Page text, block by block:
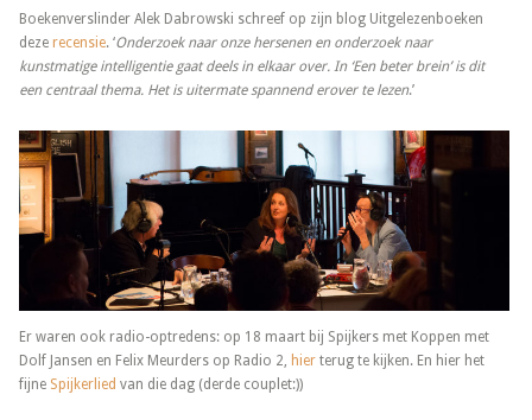
Boekenverslinder Alek Dabrowski schreef op zijn blog Uitgelezenboeken
dezerecensie. ‘Onderzoek naar onze hersenen en onderzoek naar
kunstmatige intelligentie gaat deels in elkaar over. In ‘Een beter brein’ is dit
een centraal thema. Het is uitermate spannend erover te lezen.’
Er waren ook radio-optredens: op 18 maart bij Spijkers met Koppen met
Dolf Jansen en Felix Meurders op Radio 2, hier terug te kijken. En hier het
fijne Spijkerlied van die dag (derde couplet:))